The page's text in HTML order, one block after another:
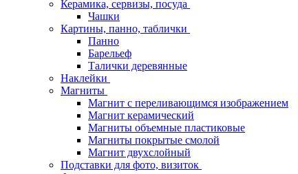
Керамика, сервизы, посуда
Чашки
Картины, панно, таблички
Панно
Барельеф
Талички деревянные
Наклейки
Магниты
Магнит с переливающимся изображением
Магнит керамический
Магниты объемные пластиковые
Магниты покрытые смолой
Магнит двухслойный
Подставки для фото, визиток